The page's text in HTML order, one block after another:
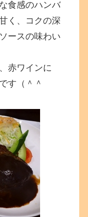
食感のハンバ
く、コクの深
ースの味わい
赤ワインに
す（＾＾